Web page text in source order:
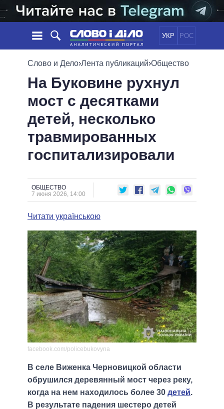
УКР РОС
НОВОСТИ
ЛЕНТА
СОБЫТИЯ
СТАТЬИ
ОБЗОРЫ
ДАЙДЖЕСТЫ
ПОЛИТИКА
ЭКОНОМИКА
ОБЩЕСТВО
ОБЕЩАНИЯ
ПОЛИТИКИ
ПРЕЗИДЕНТ И ОФИС
ВЕРХОВНАЯ РАДА
ГЛАВЫ ОБЛАДМИНИСТРАЦИЙ
МЭРЫ
ВСЕ ПЕРСОНЫ
ВИДЕО
СРАВНЕНИЕ ПОЛИТИКОВ
Слово и Дело›Лента публикаций›Общество
На Буковине рухнул
мост с десятками
детей, несколько
травмированных
госпитализировали
ОБЩЕСТВО
7 июня 2026, 14:00
Читати українською
facebook.com/policebukovyna
В селе Виженка Черновицкой области
обрушился деревянный мост через реку,
когда на нем находилось более 30 детей.
В результате падения шестеро детей